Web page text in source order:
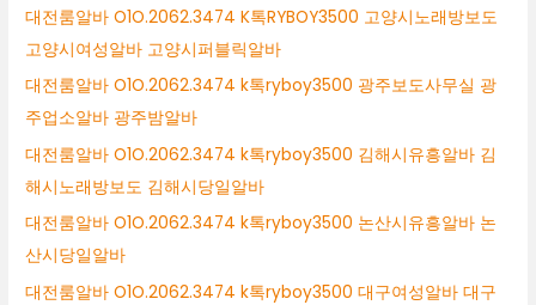
대전룸알바 O1O.2062.3474 K톡RYBOY3500 고양시노래방보도
고양시여성알바 고양시퍼블릭알바
대전룸알바 O1O.2062.3474 k톡ryboy3500 광주보도사무실 광
주업소알바 광주밤알바
대전룸알바 O1O.2062.3474 k톡ryboy3500 김해시유흥알바 김
해시노래방보도 김해시당일알바
대전룸알바 O1O.2062.3474 k톡ryboy3500 논산시유흥알바 논
산시당일알바
대전룸알바 O1O.2062.3474 k톡ryboy3500 대구여성알바 대구